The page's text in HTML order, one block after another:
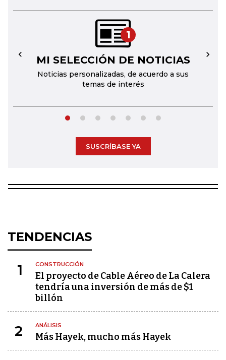
1
MI SELECCIÓN DE NOTICIAS
Noticias personalizadas, de acuerdo a sus
temas de interés
← →
SUSCRÍBASE YA
TENDENCIAS
1 CONSTRUCCIÓN
El proyecto de Cable Aéreo de La Calera
tendría una inversión de más de $1
billón
2 ANÁLISIS
Más Hayek, mucho más Hayek